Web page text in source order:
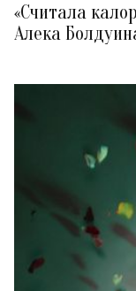
«Считала
Алека